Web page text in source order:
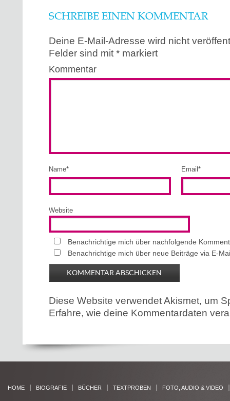
SCHREIBE EINEN KOMMENTAR
Deine E-Mail-Adresse wird nicht
Felder sind mit * markiert
Kommentar
Name* Email *
Website
Benachrichtige mich über nachfolgende
Benachrichtige mich über neue Beiträge via E-
Diese Website verwendet Akismet, um
Erfahre, wie deine Kommentardaten
HOME BIOGRAFIE BÜCHER TEXTPROBEN FOTO, AUDIO & VIDEO